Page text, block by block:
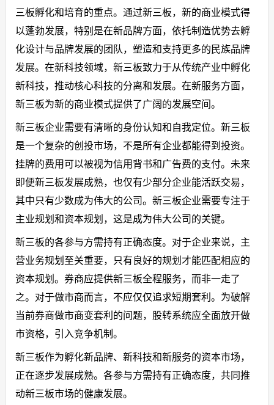
三板孵化和培育的重点。通过新三板，新的商业模式得
以蓬勃发展，特别是在新品牌方面，依托制造优势去孵
化设计与品牌发展的团队，塑造和支持更多的民族品牌
发展。在新科技领域，新三板致力于从传统产业中孵化
新科技，推动核心科技的分离和发展。在新服务方面，
新三板为新的商业模式提供了广阔的发展空间。
新三板企业需要有清晰的身份认知和自我定位。新三板
是一个复杂的创投市场，不是所有企业都能得到投资。
挂牌的费用可以被视为信用背书和广告费的支付。未来
即便新三板发展成熟，也仅有少部分企业能活跃交易，
其中只有少数成为伟大的公司。新三板企业需要专注于
主业规划和资本规划，这是成为伟大公司的关键。
新三板的各参与方需持有正确态度。对于企业来说，主
营业务规划至关重要，只有良好的规划才能匹配相应的
资本规划。券商应提供新三板全程服务，而非一走了
之。对于做市商而言，不应仅仅追求短期套利。为破解
当前券商做市商变套利的问题，股转系统应全面放开做
市资格，引入竞争机制。
新三板作为孵化新品牌、新科技和新服务的资本市场，
正在逐步发展成熟。各参与方需持有正确态度，共同推
动新三板市场的健康发展。